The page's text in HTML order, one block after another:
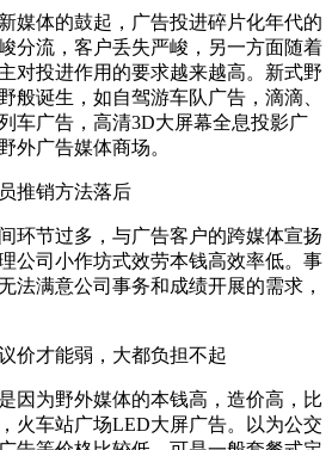
媒体的鼓起，广告投进碎片化年代的
分流，客户丢失严峻，另一方面随着
对投进作用的要求越来越高。新式野
般诞生，如自驾游车队广告，滴滴、
车广告，高清3D大屏幕全息投影广
外广告媒体商场。
推销方法落后
环节过多，与广告客户的跨媒体宣扬
公司小作坊式效劳本钱高效率低。事
法满意公司事务和成绩开展的需求，
价才能弱，大都负担不起
因为野外媒体的本钱高，造价高，比
火车站广场LED大屏广告。以为公交